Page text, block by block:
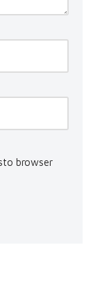
browser